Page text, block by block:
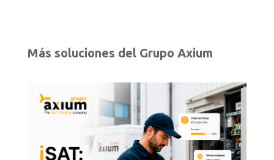
Más soluciones del Grupo Axium